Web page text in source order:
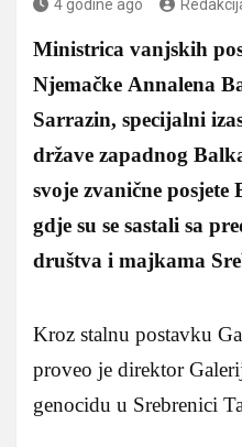
4 godine ago
Ministrica vanjskih
Njemačke Annalena
Sarrazin, specijalni
države zapadnog
svoje zvanične
gdje su se sastali sa
društva i majkama
Kroz stalnu postavku
proveo je direktor
genocidu u Srebrenici